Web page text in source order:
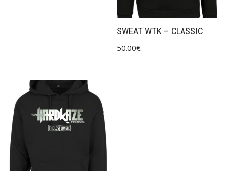
SWEAT WTK – CLASSIC
50.00€